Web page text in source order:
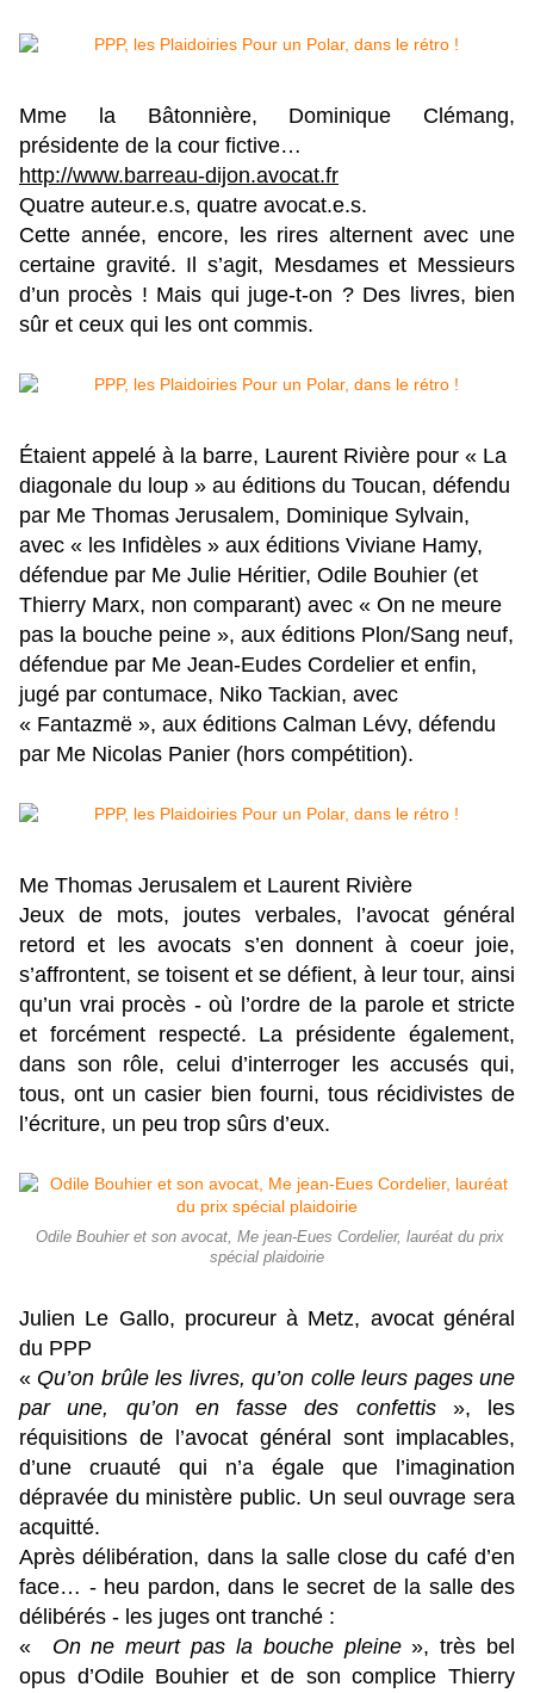
Mme la Bâtonnière, Dominique Clémang,
présidente de la cour fictive…
http://www.barreau-dijon.avocat.fr
Quatre auteur.e.s, quatre avocat.e.s.
Cette année, encore, les rires alternent avec une
certaine gravité. Il s’agit, Mesdames et Messieurs
d’un procès ! Mais qui juge-t-on ? Des livres, bien
sûr et ceux qui les ont commis.
Étaient appelé à la barre, Laurent Rivière pour « La
diagonale du loup » au éditions du Toucan, défendu
par Me Thomas Jerusalem, Dominique Sylvain,
avec « les Infidèles » aux éditions Viviane Hamy,
défendue par Me Julie Héritier, Odile Bouhier (et
Thierry Marx, non comparant) avec « On ne meure
pas la bouche peine », aux éditions Plon/Sang neuf,
défendue par Me Jean-Eudes Cordelier et enfin,
jugé par contumace, Niko Tackian, avec
« Fantazmë », aux éditions Calman Lévy, défendu
par Me Nicolas Panier (hors compétition).
Me Thomas Jerusalem et Laurent Rivière
Jeux de mots, joutes verbales, l’avocat général
retord et les avocats s’en donnent à coeur joie,
s’affrontent, se toisent et se défient, à leur tour, ainsi
qu’un vrai procès - où l’ordre de la parole et stricte
et forcément respecté. La présidente également,
dans son rôle, celui d’interroger les accusés qui,
tous, ont un casier bien fourni, tous récidivistes de
l’écriture, un peu trop sûrs d’eux.
​ Odile Bouhier et son avocat, Me jean-Eues Cordelier, lauréat du prix
spécial plaidoirie
Julien Le Gallo, procureur à Metz, avocat général
du PPP
« Qu’on brûle les livres, qu’on colle leurs pages une
par une, qu’on en fasse des confettis», les
réquisitions de l’avocat général sont implacables,
d’une cruauté qui n’a égale que l’imagination
dépravée du ministère public. Un seul ouvrage sera
acquitté.
Après délibération, dans la salle close du café d’en
face… - heu pardon, dans le secret de la salle des
délibérés - les juges ont tranché :
« On ne meurt pas la bouche pleine», très bel
opus d’Odile Bouhier et de son complice Thierry